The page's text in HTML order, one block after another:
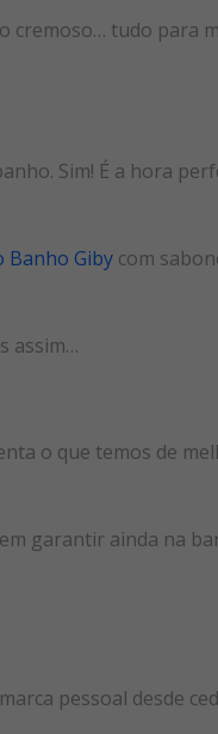
cremoso… tudo para
Sim! É a hora
Banho Giby com
assim…
o que temos de
garantir ainda na
pessoal desde